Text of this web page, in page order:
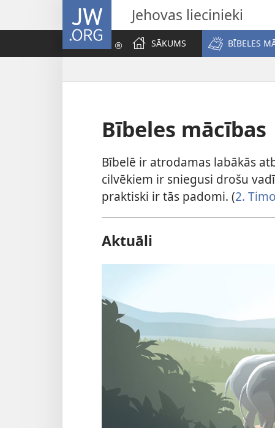
JW.ORG Jehovas liecinieki
SĀKUMS
BĪBELES
Bībeles mācības
Bībelē ir atrodamas labākās
cilvēkiem ir sniegusi drošu
praktiski ir tās padomi. (2.
Aktuāli